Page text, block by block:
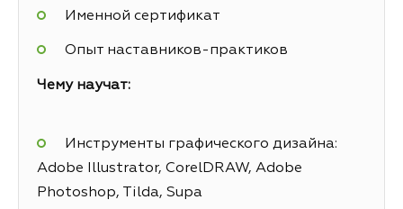
Именной сертификат
Опыт наставников-практиков
Чему научат:
Инструменты графического дизайна:
Adobe Illustrator, CorelDRAW, Adobe
Photoshop, Tilda, Supa